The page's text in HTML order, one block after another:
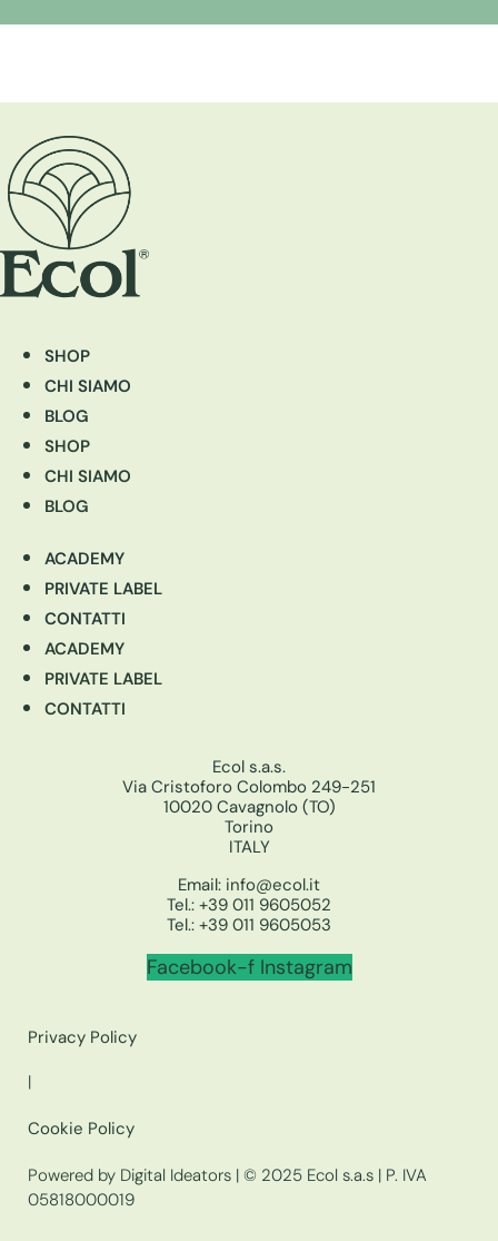
SHOP
CHI SIAMO
BLOG
SHOP
CHI SIAMO
BLOG
ACADEMY
PRIVATE LABEL
CONTATTI
ACADEMY
PRIVATE LABEL
CONTATTI
Ecol s.a.s.
Via Cristoforo Colombo 249-251
10020 Cavagnolo (TO)
Torino
ITALY
Email: info@ecol.it
Tel.: +39 011 9605052
Tel.: +39 011 9605053
Facebook-f Instagram
Privacy Policy
|
Cookie Policy
Powered by Digital Ideators | © 2025 Ecol s.a.s | P. IVA
05818000019